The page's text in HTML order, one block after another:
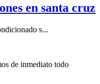
en santa cruz
s...
de inmediato todo